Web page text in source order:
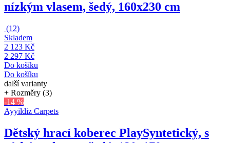
nízkým vlasem, šedý, 160x230 cm
(12)
Skladem
2 123 Kč
2 297 Kč
Do košíku
Do košíku
další varianty
+ Rozměry (3)
-14 %
Ayyildiz Carpets
Dětský hrací koberec PlaySyntetický, s